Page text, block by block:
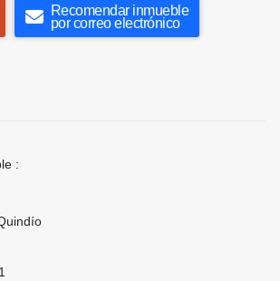
Recomendar inmueble
por correo electrónico
: